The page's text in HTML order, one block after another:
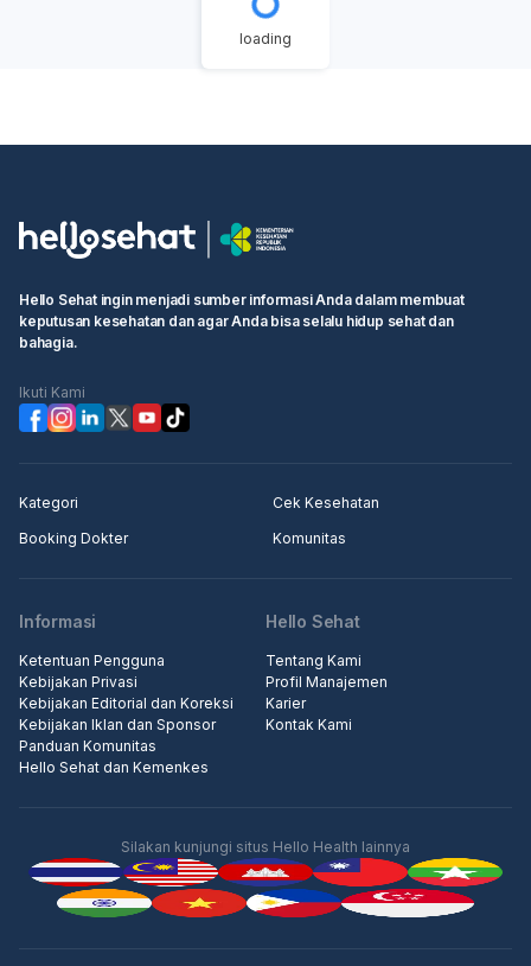
seringkali direkomendasikan untuk melacak
perkembangan dan mempertimbangkan opsi
penanganan lebih lanjut jika diperlukan, seperti operasi
loading
Hello Sehat ingin menjadi sumber informasi Anda dalam membuat
keputusan kesehatan dan agar Anda bisa selalu hidup sehat dan
bahagia.
Ikuti Kami
Kategori
Cek Kesehatan
Booking Dokter
Komunitas
Informasi
Ketentuan Pengguna
Kebijakan Privasi
Kebijakan Editorial dan Koreksi
Kebijakan Iklan dan Sponsor
Panduan Komunitas
Hello Sehat dan Kemenkes
Hello Sehat
Tentang Kami
Profil Manajemen
Karier
Kontak Kami
Silakan kunjungi situs Hello Health lainnya